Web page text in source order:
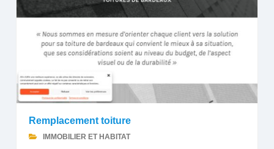
Remplacement toiture
IMMOBILIER ET HABITAT